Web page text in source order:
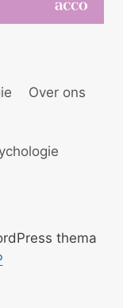
Over ons
thema